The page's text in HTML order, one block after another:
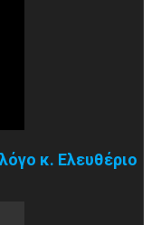
κ. Ελευθέριο